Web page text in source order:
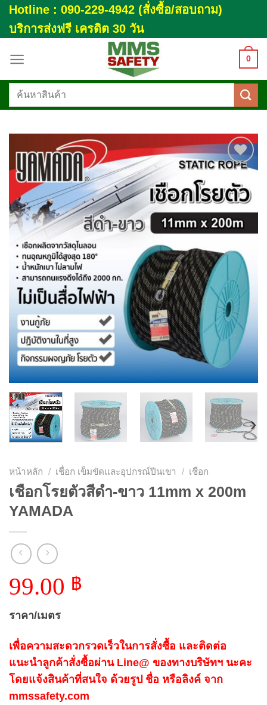
Skip
to
content
Hotline : 090-229-4942 (สั่งซื้อ/สอบถาม)
บริการส่งฟรี เครดิต 30 วัน
0
ค้นหา:
wishlist
หน้าหลัก / เชื่อก เข็มขัดและอุปกรณ์ปีนเขา / เชือก
เชือกโรยตัวสีดำ-ขาว 11mm x 200m
YAMADA
99.00 ฿
ราคา/เมตร
เพื่อความสะดวกรวดเร็วในการสั่งซื้อ และติดต่อ
แนะนำลูกค้าสั่งซื้อผ่าน Line@ ของทางบริษัทฯ นะคะ
โดยแจ้งสินค้าที่สนใจ ด้วยรูป ชื่อ หรือลิงค์ จาก
mmssafety.com